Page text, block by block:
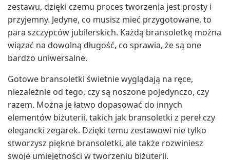
zestawu, dzięki czemu proces tworzenia jest prosty i
przyjemny. Jedyne, co musisz mieć przygotowane, to
para szczypców jubilerskich. Każdą bransoletkę można
wiązać na dowolną długość, co sprawia, że są one
bardzo uniwersalne.
Gotowe bransoletki świetnie wyglądają na ręce,
niezależnie od tego, czy są noszone pojedynczo, czy
razem. Można je łatwo dopasować do innych
elementów biżuterii, takich jak bransoletki z pereł czy
elegancki zegarek. Dzięki temu zestawowi nie tylko
stworzysz piękne bransoletki, ale także rozwiniesz
swoje umiejętności w tworzeniu biżuterii.